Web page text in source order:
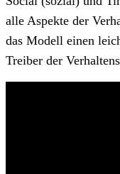
alle Aspekte der
das Modell einen
Treiber der